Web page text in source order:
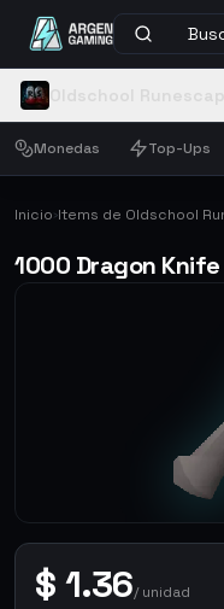
Monedas Top-Ups
Inicio›Items de Oldschool
1000 Dragon Knife
$ 1.36/unidad